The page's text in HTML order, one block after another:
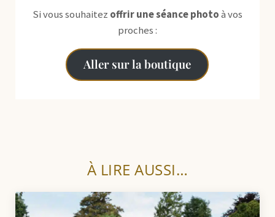
Si vous souhaitez offrir une séance photoà vos
proches :
Aller sur la boutique
À LIRE AUSSI…